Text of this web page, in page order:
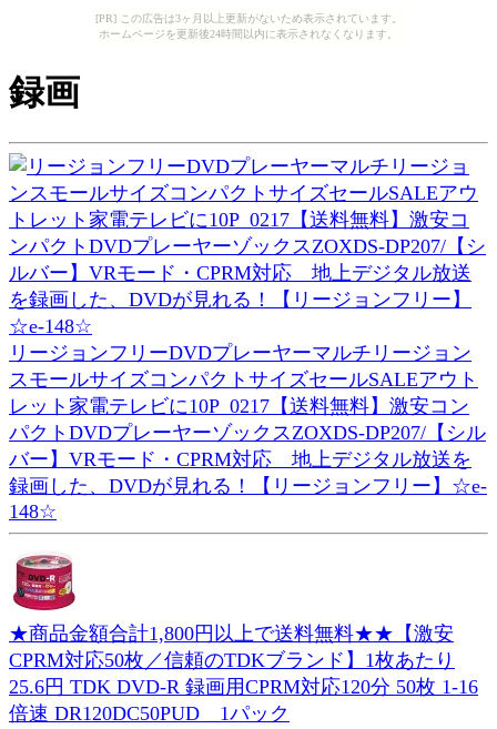
[PR] この広告は3ヶ月以上更新がないため表示されています。
ホームページを更新後24時間以内に表示されなくなります。
録画
リージョンフリーDVDプレーヤーマルチリージョン
スモールサイズコンパクトサイズセールSALEアウト
レット家電テレビに10P_0217【送料無料】激安コン
パクトDVDプレーヤーゾックスZOXDS-DP207/【シル
バー】VRモード・CPRM対応 地上デジタル放送を
録画した、DVDが見れる！【リージョンフリー】☆e-
148☆
★商品金額合計1,800円以上で送料無料★★【激安
CPRM対応50枚／信頼のTDKブランド】1枚あたり
25.6円 TDK DVD-R 録画用CPRM対応120分 50枚 1-16
倍速 DR120DC50PUD 1パック